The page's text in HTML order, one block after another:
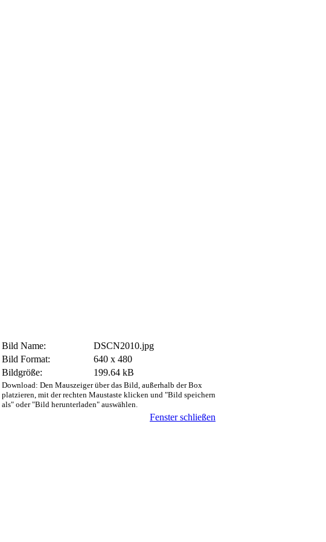
Bild Name:
DSCN2010.jpg
Bild Format:
640 x 480
Bildgröße:
199.64 kB
Download: Den Mauszeiger über das Bild, außerhalb der Box
platzieren, mit der rechten Maustaste klicken und "Bild speichern
als" oder "Bild herunterladen" auswählen.
Fenster schließen